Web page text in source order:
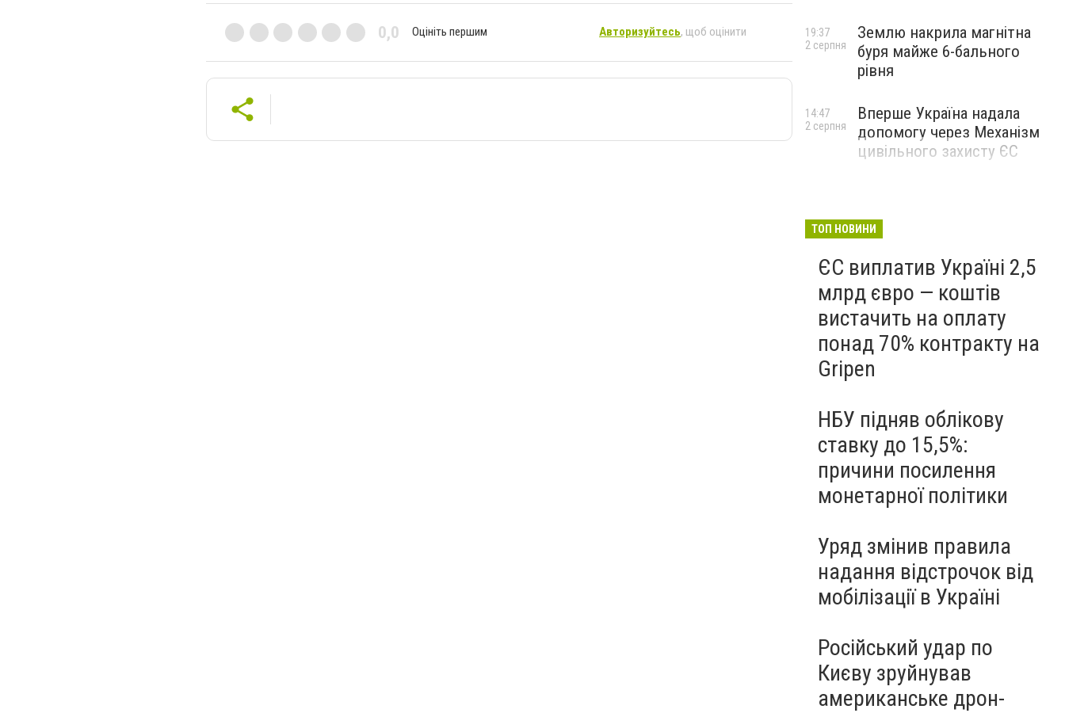
0,0 Оцініть першим Авторизуйтесь, щоб оцінити
Землю накрила магнітна
буря майже 6-бального
рівня
19:37
2 серпня
Вперше Україна надала
допомогу через Механізм
цивільного захисту ЄС
14:47
2 серпня
ТОП НОВИНИ
ЄС виплатив Україні 2,5
млрд євро — коштів
вистачить на оплату
понад 70% контракту на
Gripen
НБУ підняв облікову
ставку до 15,5%:
причини посилення
монетарної політики
Уряд змінив правила
надання відстрочок від
мобілізації в Україні
Російський удар по
Києву зруйнував
американське дрон-